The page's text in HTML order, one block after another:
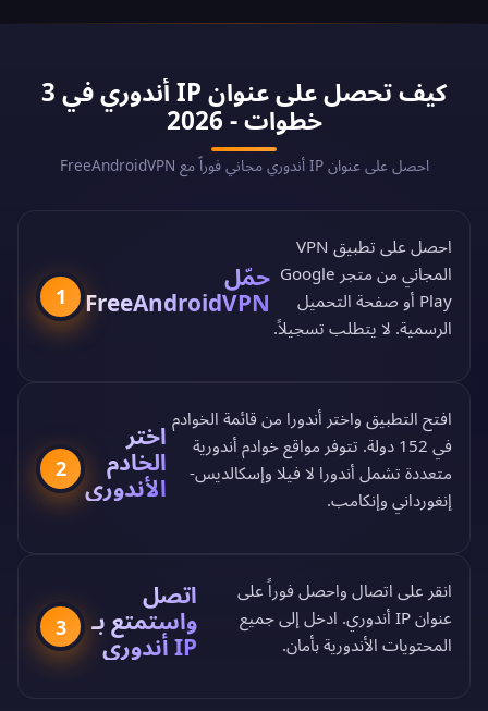
كيف تحصل على عنوان IP أندوري في 3
خطوات - 2026
احصل على عنوان IP أندوري مجاني فوراً مع FreeAndroidVPN
1
حمّل
FreeAndroidVPN
احصل على تطبيق VPN
المجاني من
متجر Google
Play أو صفحة التحميل
الرسمية. لا يتطلب تسجيلاً.
2
اختر
الخادم
الأندوري
افتح التطبيق واختر أندورا من قائمة الخوادم
في 152 دولة
. تتوفر مواقع خوادم أندورية
متعددة تشمل أندورا لا فيلا وإسكالديس-
إنغورداني وإنكامب.
3
اتصل
واستمتع بـ
IP أندوري
انقر على اتصال واحصل فوراً على
عنوان IP أندوري. ادخل إلى جميع
المحتويات الأندورية بأمان.